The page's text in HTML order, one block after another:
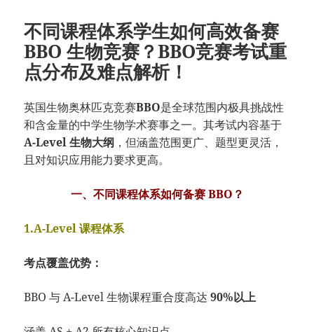
不同课程体系学生如何高效备赛
BBO 生物竞赛？BBO竞赛考试重
点分布及难点解析！
英国生物奥林匹克竞赛BBO是全球范围内极具挑战性
和含金量的中学生物学术赛事之一。其考试内容基于
A-Level 生物大纲 ，但涵盖范围更广、题型更灵活，
且对知识应用能力要求更高。
一、不同课程体系如何备赛 BBO？
1.A-Level 课程体系
考点覆盖优势：
BBO 与 A-Level 生物课程重合度高达90%以上